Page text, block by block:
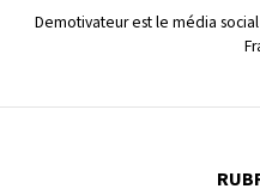
Demotivateur est le média